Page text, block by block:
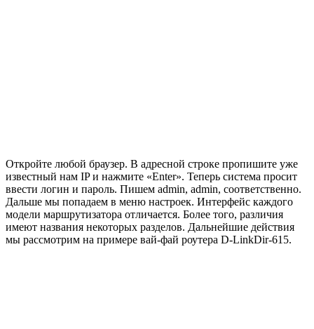
Откройте любой браузер. В адресной строке пропишите уже
известный нам IP и нажмите «Enter». Теперь система просит
ввести логин и пароль. Пишем admin, admin, соответственно.
Дальше мы попадаем в меню настроек. Интерфейс каждого
модели маршрутизатора отличается. Более того, различия
имеют названия некоторых разделов. Дальнейшие действия
мы рассмотрим на примере вай-фай роутера D-LinkDir-615.